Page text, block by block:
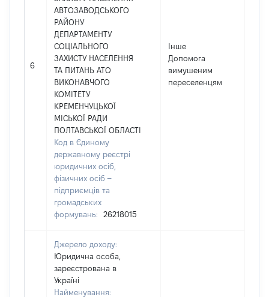
6
АВТОЗАВОДСЬКОГО
РАЙОНУ
ДЕПАРТАМЕНТУ
СОЦІАЛЬНОГО
ЗАХИСТУ НАСЕЛЕННЯ
ТА ПИТАНЬ АТО
ВИКОНАВЧОГО
КОМІТЕТУ
КРЕМЕНЧУЦЬКОЇ
МІСЬКОЇ РАДИ
ПОЛТАВСЬКОЇ ОБЛАСТІ
Код в Єдиному
державному реєстрі
юридичних осіб,
фізичних осіб –
підприємців та
громадських
формувань:
26218015
Інше
Допомога
вимушеним
переселенцям
Джерело доходу:
Юридична особа,
зареєстрована в
Україні
Найменування: